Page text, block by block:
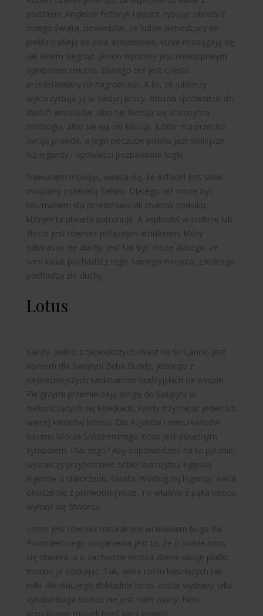
podziemi. Angielski historyk i pisarz, rysując obrazy z
innego świata, powiedział, że ludzie wchodzący do
piekła trafiają na pola asfodelowe, które rozciągają się
jak okiem sięgnąć. Jesion wyniosły jest niewątpliwym
symbolem smutku. Dlatego też jest często
przedstawiany na nagrobkach. A to, że jubilerzy
wykorzystują ją w swojej pracy, można sprowadzić do
dwóch wniosków: albo nie kierują się starożytną
mitologią, albo się nią nie kierują. Jubiler ma przecież
swoją prawdę, a jego poczucie piękna jest silniejsze
niż legendy i opowieści pozbawione logiki.
Nawiasem mówiąc, uważa się, że asfodel jest silnie
związany z planetą Saturn. Dlatego też może być
talizmanem dla przedstawicieli znaków zodiaku,
którym ta planeta patronuje. A asphodel w srebrze lub
złocie jest również potężnym amuletem, który
odstrasza złe duchy. Jest tak być może dlatego, że
sam kwiat pochodzi z tego samego miejsca, z którego
pochodzą złe duchy.
Lotus
Kandy, jedno z największych miast na Sri Lance, jest
domem dla Świątyni Zęba Buddy, jednego z
najważniejszych sanktuariów buddyjskich na wyspie.
Pielgrzymi przemierzają drogę do świątyni w
niekończących się kolejkach, każdy trzymając jeden lub
więcej kwiatów lotosu. Dla Azjatów i mieszkańców
basenu Morza Śródziemnego lotos jest potężnym
symbolem. Dlaczego? Aby odpowiedzieć na to pytanie,
wystarczy przypomnieć sobie starożytną egipską
legendę o stworzeniu świata. Według tej legendy, świat
obudził się z pierwotnej mazi. To właśnie z pąka lotosu
wyłonił się Stwórca.
Lotos jest również naturalnym wcieleniem boga Ra.
Powodem tego skojarzenia jest to, że o świcie lotos
się otwiera, a o zachodzie słońca zbiera swoje płatki,
mocno je ściskając. Tak, wiele roślin kwitnących tak
robi. Ale dlaczego dokładnie lotos został wybrany jako
symbol boga słońca nie jest nam znany. Nasi
przodkowie musieli mieć jakiś powód.